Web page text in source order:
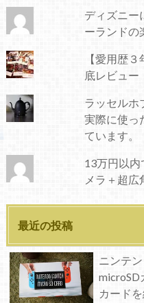
ディズニー
ーランドの
【愛用歴
底レビュー
ラッセルホ
実際に使っ
ています。
13万円以内
メラ＋超広
最近の投稿
ニンテ
microSD
カード